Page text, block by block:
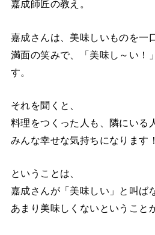
嘉成師匠の教え。
嘉成さんは、美味しいものを一
満面の笑みで、「美味し～い！
す。
それを聞くと、
料理をつくった人も、隣にいる
みんな幸せな気持ちになります！
ということは、
嘉成さんが「美味しい」と叫ば
あまり美味しくないということ